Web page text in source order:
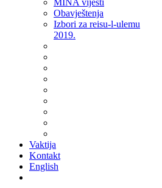
Obavještenja
Izbori za reisu-l-ulemu
2019.
Vaktija
Kontakt
English